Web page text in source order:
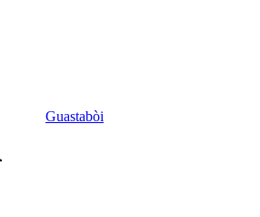
Guastabòi